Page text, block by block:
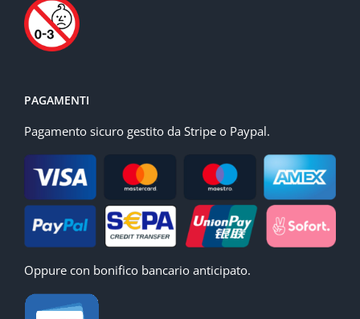
PAGAMENTI
Pagamento sicuro gestito da Stripe o Paypal.
Oppure con bonifico bancario anticipato.